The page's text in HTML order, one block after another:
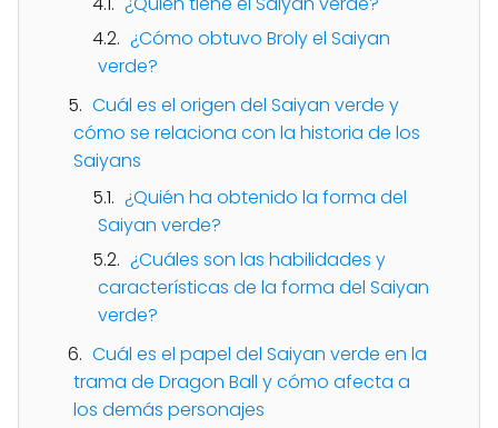
¿Cómo obtuvo Broly el Saiyan
verde?
Cuál es el origen del Saiyan verde y
cómo se relaciona con la historia de los
Saiyans
¿Quién ha obtenido la forma del
Saiyan verde?
¿Cuáles son las habilidades y
características de la forma del Saiyan
verde?
Cuál es el papel del Saiyan verde en la
trama de Dragon Ball y cómo afecta a
los demás personajes